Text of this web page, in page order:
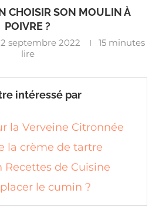
CHOISIR SON MOULIN À
POIVRE ?
2 septembre 2022
15 minutes
lire
intéressé par
la Verveine Citronnée
la crème de tartre
Recettes de Cuisine
le cumin ?